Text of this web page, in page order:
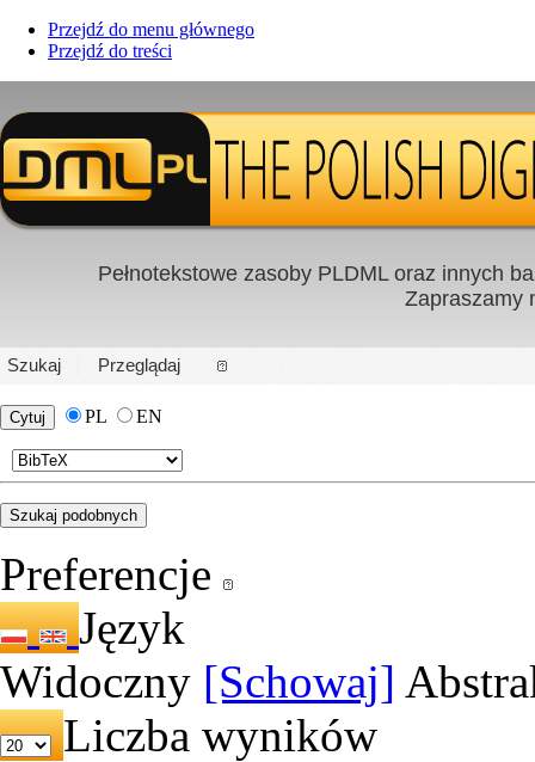
Przejdź do menu głównego
Przejdź do treści
PL|EN
Pełnotekstowe zasoby PLDML oraz innych
Zapraszamy
Szukaj Przeglądaj
PL EN
Preferencje
Język
Widoczny [Schowaj]
Liczba wyników